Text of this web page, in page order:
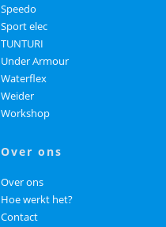
Speedo
Sport elec
TUNTURI
Under Armour
Waterflex
Weider
Workshop
over ons
Over ons
Hoe werkt het?
Contact